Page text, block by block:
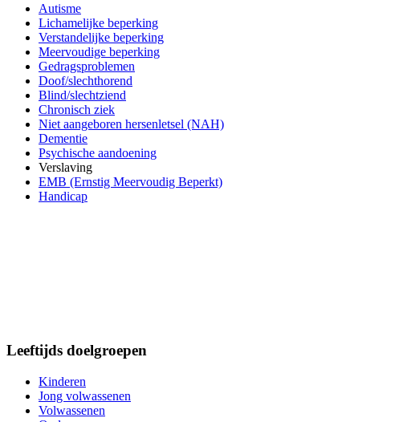
Autisme
Lichamelijke beperking
Verstandelijke beperking
Meervoudige beperking
Gedragsproblemen
Doof/slechthorend
Blind/slechtziend
Chronisch ziek
Niet aangeboren hersenletsel (NAH)
Dementie
Psychische aandoening
Verslaving
EMB (Ernstig Meervoudig Beperkt)
Handicap
Leeftijds doelgroepen
Kinderen
Jong volwassenen
Volwassenen